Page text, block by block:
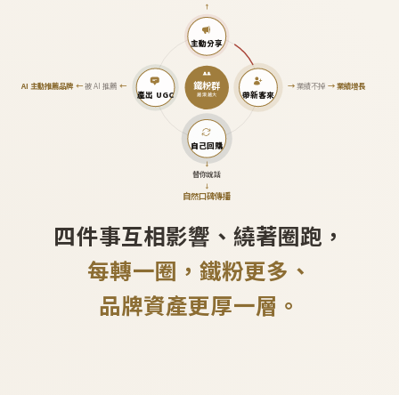
鐵粉群
越滾越大
主動分享
↑
帶新客來
→業績不掉 →業績增長
自己回購
↓
替你說話
↓
自然口碑傳播
產出 UGC
AI 主動推薦品牌←被 AI 推薦 ←
四件事互相影響、繞著圈跑，
每轉一圈，鐵粉更多、
品牌資產更厚一層。